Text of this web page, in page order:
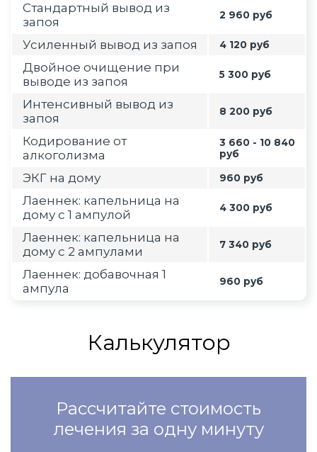
Стандартный вывод из
запоя
2 960 руб
Усиленный вывод из запоя 4 120 руб
Двойное очищение при
выводе из запоя
5 300 руб
Интенсивный вывод из
запоя
8 200 руб
Кодирование от
алкоголизма
3 660 - 10 840
руб
ЭКГ на дому 960 руб
Лаеннек: капельница на
дому с 1 ампулой
4 300 руб
Лаеннек: капельница на
дому с 2 ампулами
7 340 руб
Лаеннек: добавочная 1
ампула
960 руб
Калькулятор
Рассчитайте стоимость
лечения за одну минуту